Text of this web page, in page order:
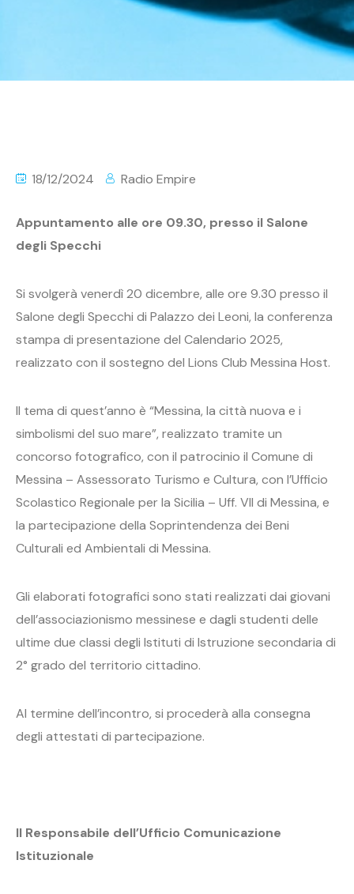
18/12/2024 Radio Empire
Appuntamento alle ore 09.30, presso il Salone
degli Specchi
Si svolgerà venerdì 20 dicembre, alle ore 9.30 presso il
Salone degli Specchi di Palazzo dei Leoni, la conferenza
stampa di presentazione del Calendario 2025,
realizzato con il sostegno del Lions Club Messina Host.
Il tema di quest’anno è “Messina, la città nuova e i
simbolismi del suo mare”, realizzato tramite un
concorso fotografico, con il patrocinio il Comune di
Messina – Assessorato Turismo e Cultura, con l’Ufficio
Scolastico Regionale per la Sicilia – Uff. VII di Messina, e
la partecipazione della Soprintendenza dei Beni
Culturali ed Ambientali di Messina.
Gli elaborati fotografici sono stati realizzati dai giovani
dell’associazionismo messinese e dagli studenti delle
ultime due classi degli Istituti di Istruzione secondaria di
2° grado del territorio cittadino.
Al termine dell’incontro, si procederà alla consegna
degli attestati di partecipazione.
Il Responsabile dell’Ufficio Comunicazione
Istituzionale